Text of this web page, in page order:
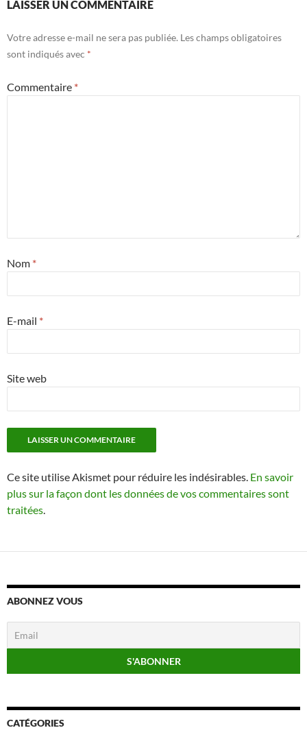
LAISSER UN COMMENTAIRE
Votre adresse e-mail ne sera pas publiée. Les champs obligatoires
sont indiqués avec *
Commentaire *
Nom *
E-mail *
Site web
Ce site utilise Akismet pour réduire les indésirables. En savoir
plus sur la façon dont les données de vos commentaires sont
traitées.
ABONNEZ VOUS
CATÉGORIES